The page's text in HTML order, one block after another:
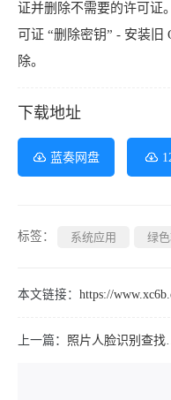
证并删除不需要的许可证
可证 “删除密钥” - 安装旧
除。
下载地址
蓝奏网盘
标签： 系统应用 绿
本文链接： https://
上一篇： 照片人脸识别查找FaceSeeker慧眼寻人 v1.6